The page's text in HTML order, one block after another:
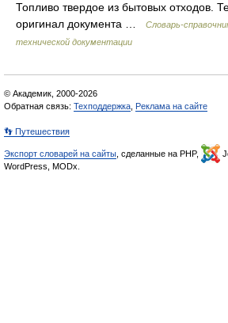
Топливо твердое из бытовых отходов.
оригинал документа …
Словарь-
технической документации
© Академик, 2000-2026
Обратная связь: Техподдержка Реклама на сайте
👣 Путешествия
Экспорт словарей на сайты , сделанные на PHP,
WordPress, MODx.